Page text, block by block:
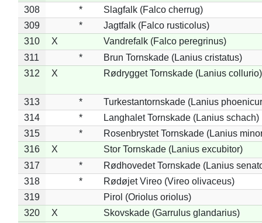
308 *
Slagfalk (Falco cherrug)
309
*
Jagtfalk (Falco rusticolus)
310
X
Vandrefalk (Falco peregrinus)
311
*
Brun Tornskade (Lanius cristatus)
312
X Rødrygget Tornskade (Lanius collurio)
313 *
Turkestantornskade (Lanius
314
*
Langhalet Tornskade (Lanius schach)
315
*
Rosenbrystet Tornskade (Lanius
316
X
Stor Tornskade (Lanius excubitor)
317
*
Rødhovedet Tornskade (Lanius
318
*
Rødøjet Vireo (Vireo olivaceus)
319
Pirol (Oriolus oriolus)
320
X
Skovskade (Garrulus glandarius)